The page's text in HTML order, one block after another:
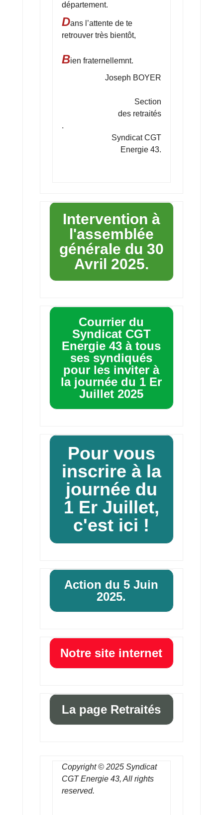
département.
Dans l’attente de te
retrouver très bientôt,
Bien fraternellemnt.
Joseph BOYER
Section
des retraités
.
Syndicat CGT
Energie 43.
Intervention à
l'assemblée
générale du 30
Avril 2025.
Courrier du
Syndicat CGT
Energie 43 à tous
ses syndiqués
pour les inviter à
la journée du 1 Er
Juillet 2025
Pour vous
inscrire à la
journée du
1 Er Juillet,
c'est ici !
Action du 5 Juin
2025.
Notre site internet
La page Retraités
Copyright © 2025 Syndicat
CGT Energie 43, All rights
reserved.